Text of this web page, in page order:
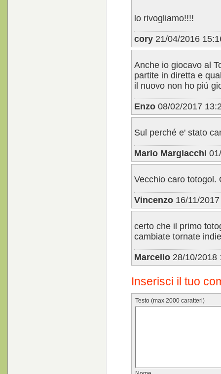
lo rivogliamo!!!!
cory 21/04/2016
Anche io giocavo al
partite in diretta e
il nuovo non ho più
Enzo 08/02/2017
Sul perché e' stato
Mario Margiacchi
Vecchio caro totogol.
Vincenzo 16/11/
certo che il primo
cambiate tornate
Marcello 28/10/2018
Inserisci il tuo
Testo (max 2000 caratteri)